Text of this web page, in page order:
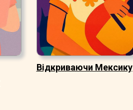
Відкриваючи Мексику